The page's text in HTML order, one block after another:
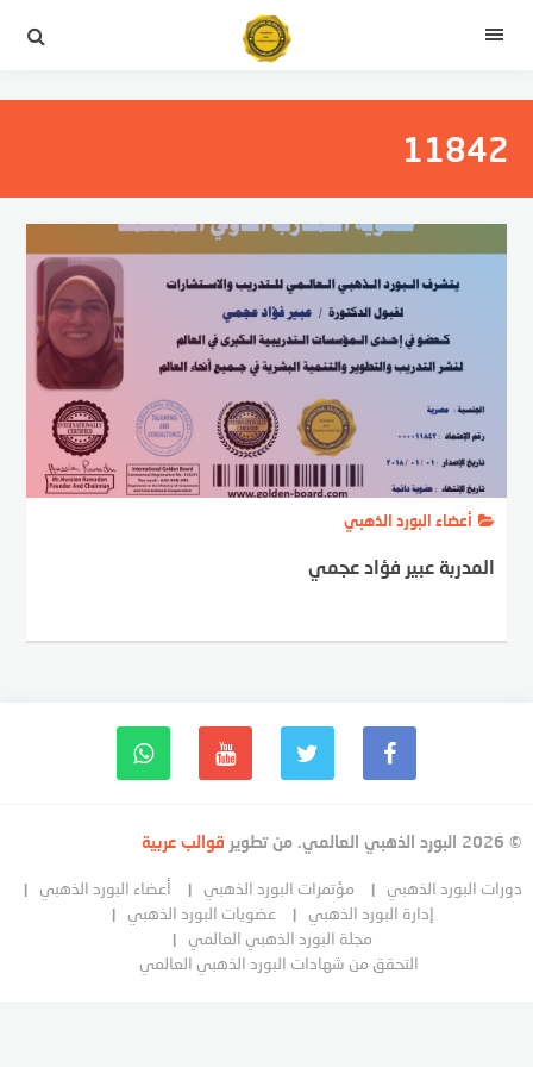
11842
أعضاء البورد الذهبي
المدربة عبير فؤاد عجمي
© 2026 البورد الذهبي العالمي. من تطوير قوالب عربية
دورات البورد الذهبي مؤتمرات البورد الذهبي
أعضاء البورد الذهبي
إدارة البورد الذهبي
عضويات البورد الذهبي
مجلة البورد الذهبي العالمي
التحقق من شهادات البورد الذهبي العالمي